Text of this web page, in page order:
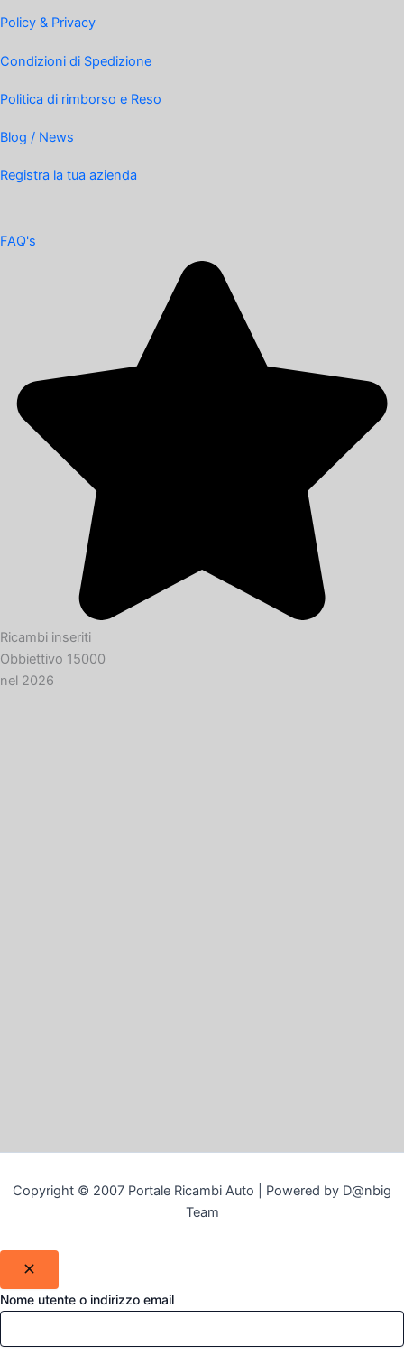
Policy & Privacy
Condizioni di Spedizione
Politica di rimborso e Reso
Blog / News
Registra la tua azienda
FAQ's
Ricambi inseriti
Obbiettivo 15000
nel 2026
Copyright © 2007 Portale Ricambi Auto | Powered by D@nbig
Team
Nome utente o indirizzo email